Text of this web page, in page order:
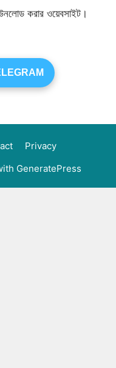
করার ওয়েবসাইট।
Privacy
GeneratePress